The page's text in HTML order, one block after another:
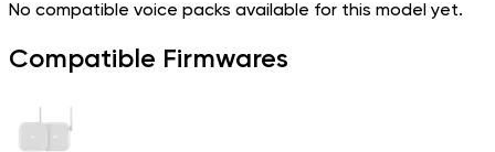
No compatible voice packs available for this model yet.
Compatible Firmwares